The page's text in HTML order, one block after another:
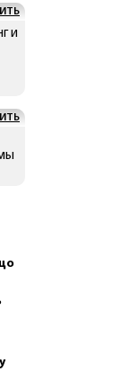
и